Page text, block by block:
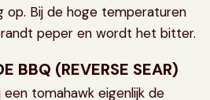
op. Bij de hoge temperaturen
peper en wordt het bitter.
BBQ (REVERSE SEAR)
een tomahawk eigenlijk de